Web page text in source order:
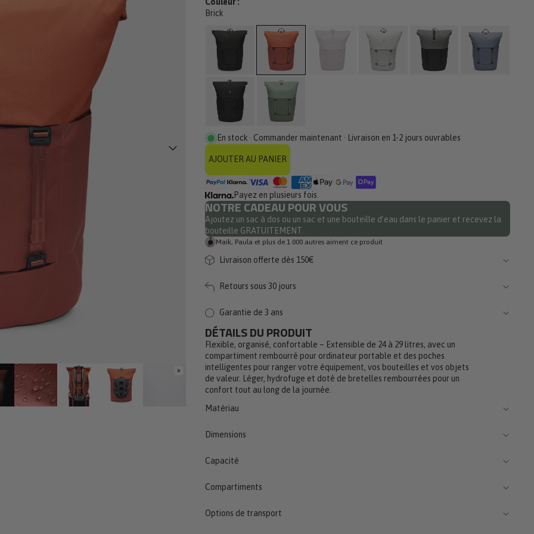
Couleur :
Brick
En stock · Commander maintenant · Livraison en 1-2 jours ouvrables
AJOUTER AU PANIER
Payez en plusieurs fois.
NOTRE CADEAU POUR VOUS
Ajoutez un sac à dos ou un sac et une bouteille d’eau dans le panier et recevez la
bouteille GRATUITEMENT.
Maik, Paula et plus de 1 000 autres aiment ce produit
Livraison offerte dès 150€
Retours sous 30 jours
Garantie de 3 ans
DÉTAILS DU PRODUIT
Flexible, organisé, confortable – Extensible de 24 à 29 litres, avec un
compartiment rembourré pour ordinateur portable et des poches
intelligentes pour ranger votre équipement, vos bouteilles et vos objets
de valeur. Léger, hydrofuge et doté de bretelles rembourrées pour un
confort tout au long de la journée.
Matériau
Dimensions
Capacité
Compartiments
Options de transport